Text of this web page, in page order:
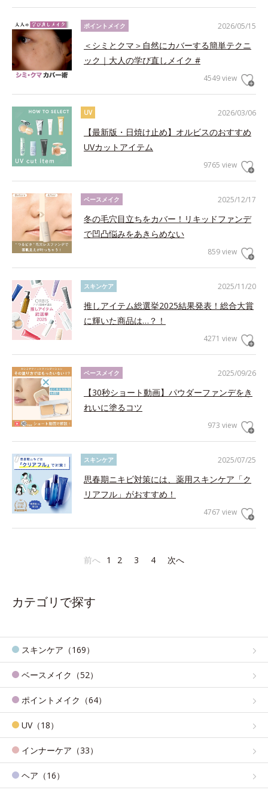
2026/05/15
ポイントメイク
＜シミとクマ＞自然にカバーする簡単テクニ
ック｜大人の学び直しメイク #
4549 view
2026/03/06
UV
【最新版・日焼け止め】オルビスのおすすめ
UVカットアイテム
9765 view
2025/12/17
ベースメイク
冬の毛穴目立ちをカバー！リキッドファンデ
で凹凸悩みをあきらめない
859 view
2025/11/20
スキンケア
推しアイテム総選挙2025結果発表！総合大賞
に輝いた商品は…？！
4271 view
2025/09/26
ベースメイク
【30秒ショート動画】パウダーファンデをき
れいに塗るコツ
973 view
2025/07/25
スキンケア
思春期ニキビ対策には、薬用スキンケア「ク
リアフル」がおすすめ！
4767 view
前へ 1 2 3 4 次へ
カテゴリで探す
スキンケア（169）
ベースメイク（52）
ポイントメイク（64）
UV（18）
インナーケア（33）
ヘア（16）